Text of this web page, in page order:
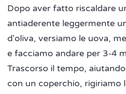
Dopo aver fatto riscaldare
antiaderente leggermente
d'oliva, versiamo le uova,
e facciamo andare per 3-4
Trascorso il tempo,
con un coperchio, rigiriamo